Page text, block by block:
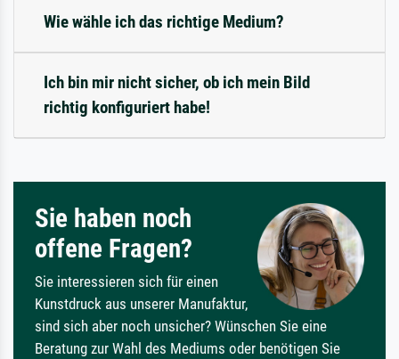
Wie wähle ich das richtige Medium?
Ich bin mir nicht sicher, ob ich mein Bild
richtig konfiguriert habe!
Sie haben noch
offene Fragen?
Sie interessieren sich für einen
Kunstdruck aus unserer Manufaktur,
sind sich aber noch unsicher? Wünschen Sie eine
Beratung zur Wahl des Mediums oder benötigen Sie